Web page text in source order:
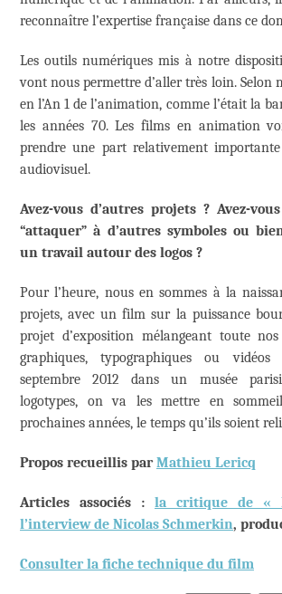
reconnaître l’expertise française dans ce
Les outils numériques mis à notre
vont nous permettre d’aller très loin. Selon
en l’An 1 de l’animation, comme l’était la
les années 70. Les films en animation
prendre une part relativement
audiovisuel.
Avez-vous d’autres projets ? Avez-
“attaquer” à d’autres symboles ou
un travail autour des logos ?
Pour l’heure, nous en sommes à la
projets, avec un film sur la puissance
projet d’exposition mélangeant toute
graphiques, typographiques ou
septembre 2012 dans un musée
logotypes, on va les mettre en
prochaines années, le temps qu’ils soient
Propos recueillis parMathieu Lericq
Articles associés : la critique de «
l’interview de Nicolas Schmerkin,
Consulter la fiche technique du film